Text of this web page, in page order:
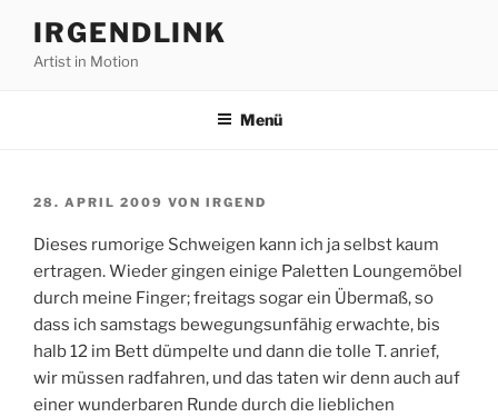
Inhalt
springen
IRGENDLINK
Artist in Motion
Menü
VERÖFFENTLICHT
28. APRIL 2009 VON IRGEND
Dieses rumorige Schweigen kann ich ja selbst kaum
ertragen. Wieder gingen einige Paletten Loungemöbel
durch meine Finger; freitags sogar ein Übermaß, so
dass ich samstags bewegungsunfähig erwachte, bis
halb 12 im Bett dümpelte und dann die tolle T. anrief,
wir müssen radfahren, und das taten wir denn auch auf
einer wunderbaren Runde durch die lieblichen